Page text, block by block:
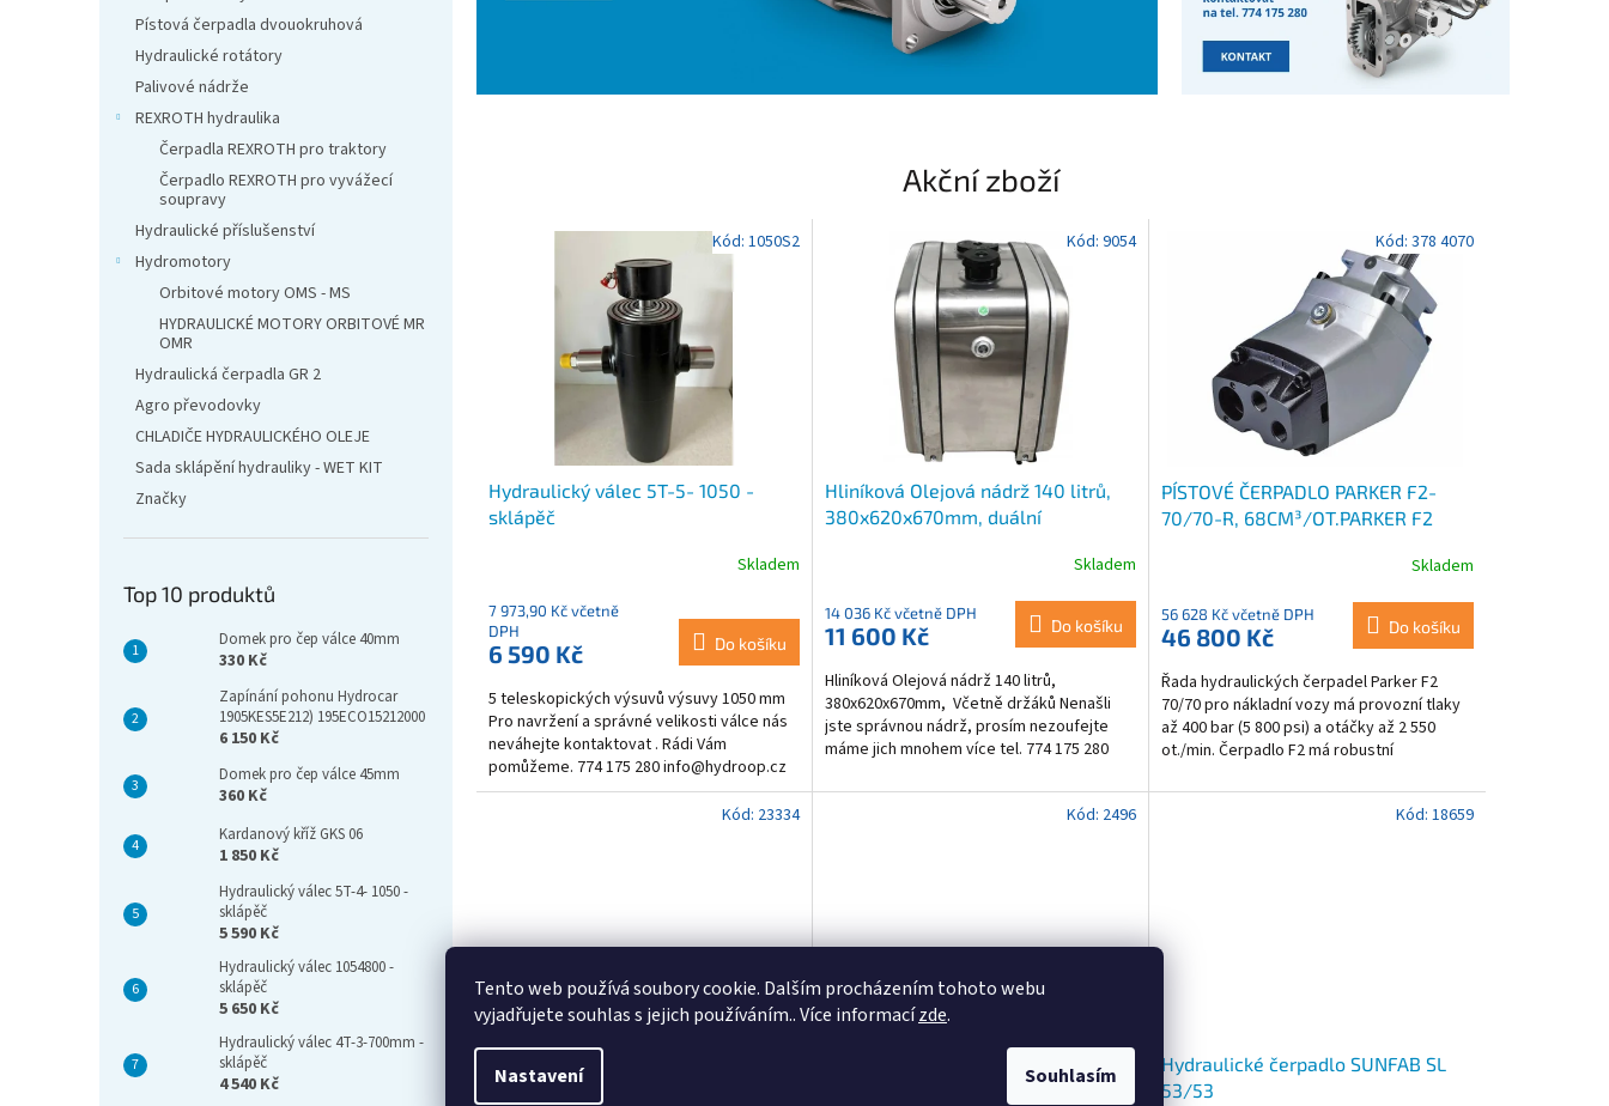
Tento web používá soubory cookie. Dalším procházením tohoto webu
vyjadřujete souhlas s jejich používáním.. Více informacízde.
Nastavení Souhlasím
Pístová čerpadla dvouokruhová
Hydraulické rotátory
Palivové nádrže
REXROTH hydraulika
Čerpadla REXROTH pro traktory
Čerpadlo REXROTH pro vyvážecí
soupravy
Hydraulické příslušenství
Hydromotory
Orbitové motory OMS - MS
HYDRAULICKÉ MOTORY ORBITOVÉ MR
OMR
Hydraulická čerpadla GR 2
Agro převodovky
CHLADIČE HYDRAULICKÉHO OLEJE
Sada sklápění hydrauliky - WET KIT
Značky
Top 10 produktů
Domek pro čep válce 40mm
330 Kč
Zapínání pohonu Hydrocar
1905KES5E212) 195ECO15212000
6 150 Kč
Domek pro čep válce 45mm
360 Kč
Kardanový kříž GKS 06
1 850 Kč
Hydraulický válec 5T-4- 1050 -
sklápěč
5 590 Kč
Hydraulický válec 1054800 -
sklápěč
5 650 Kč
Hydraulický válec 4T-3-700mm -
sklápěč
4 540 Kč
Akční zboží
Hydraulický válec 5T-5- 1050 -
sklápěč
Skladem
7 973,90 Kč včetně
DPH
6 590 Kč Do košíku
5 teleskopických výsuvů výsuvy 1050 mm
Pro navržení a správné velikosti válce nás
neváhejte kontaktovat . Rádi Vám
pomůžeme. 774 175 280 info@hydroop.cz
Kód: 1050S2
Hliníková Olejová nádrž 140 litrů,
380x620x670mm, duální
Skladem
14 036 Kč včetně DPH
11 600 Kč Do košíku
Hliníková Olejová nádrž 140 litrů,
380x620x670mm, Včetně držáků Nenašli
jste správnou nádrž, prosím nezoufejte
máme jich mnohem více tel. 774 175 280
Kód: 9054
PÍSTOVÉ ČERPADLO PARKER F2-
70/70-R, 68CM³/OT.PARKER F2
Skladem
56 628 Kč včetně DPH
46 800 Kč Do košíku
Řada hydraulických čerpadel Parker F2
70/70 pro nákladní vozy má provozní tlaky
až 400 bar (5 800 psi) a otáčky až 2 550
ot./min. Čerpadlo F2 má robustní
Kód: 378 4070
Pístové čerpadlo Sunfab Dual Flow
SCPD-76/76R-N-DL4-L35-S0S-200
Kód: 23334
Hydraulický jednočinný agregát 12V,
Kód: 2496
Hydraulické čerpadlo SUNFAB SL
53/53
Kód: 18659